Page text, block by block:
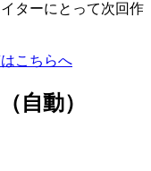
ターにとって次回作
こちらへ
自動）